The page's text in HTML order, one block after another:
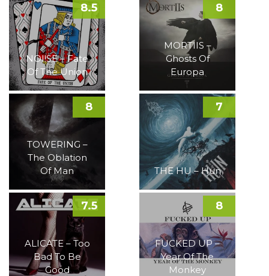
NOI!SE – Fate
Of The Union
8.5
MORTIIS –
Ghosts Of
Europa
8
TOWERING –
The Oblation
Of Man
8
THE HU – Hun
7
ALICATE – Too
Bad To Be
Good
7.5
FUCKED UP –
Year Of The
Monkey
8